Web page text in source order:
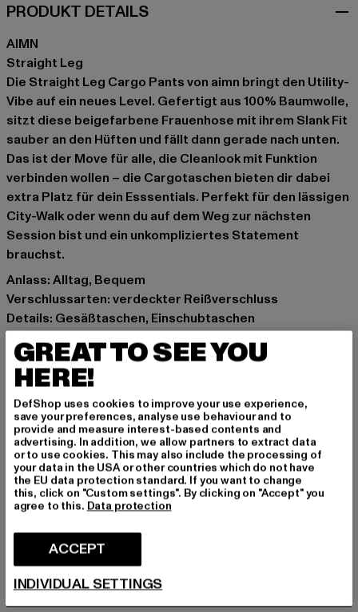
PRODUKT DETAILS
AIMN
Straight Leg
Die Straight Leg Cargo Pants von aimn bringt den Utility-
Vibe auf ein neues Level. Gefertigt aus 100% Baumwolle,
sitzt diese beigefarbene Frauenhose mit ihrem Slank Fit
sauber an den Hüften und fällt dann gerade nach unten.
Das ist der Move für alle, die Cleanlook mit Funktion
verbinden wollen – die Cargotaschen bieten dir dabei
extra Platz für dein Esssentials. Perfekt für den lässigen
City-Walk oder wenn du auf dem Weg zur nächsten
Session bist und ein unkompliziertes Statement
brauchst.
Anlass: Alltag, Bequem
Verschlussarten: verdeckter Reißverschluss
Details: Gesäßtaschen, Einschubtaschen
Marke: aimn
Kat.: Cargo Trousers
Farbe: beige
Hersteller Farbe: dark clay
Materialzusammensetzung: 100% Baumwolle
Art.Nr: 26011197-18953
Hersteller: Urban Styles Agency GmbH & Co. KG |
agentur@urbanstylesagency.com
Schanzenstraße 41 | 51063 Köln | DE
GRÖSSE & PASSFORM
GREAT TO SEE YOU
HERE!
DefShop uses cookies to improve your use experience,
save your preferences, analyse use behaviour and to
provide and measure interest-based contents and
advertising. In addition, we allow partners to extract data
or to use cookies. This may also include the processing of
your data in the USA or other countries which do not have
the EU data protection standard. If you want to change
this, click on "Custom settings". By clicking on "Accept" you
agree to this. Data protection
ACCEPT
INDIVIDUAL SETTINGS